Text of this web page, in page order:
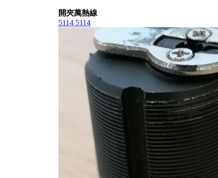
開夾萬熱線
5114 5114